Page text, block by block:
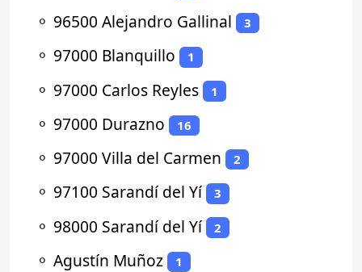
⚬ 96500 Alejandro Gallinal 3
⚬ 97000 Blanquillo 1
⚬ 97000 Carlos Reyles 1
⚬ 97000 Durazno 16
⚬ 97000 Villa del Carmen 2
⚬ 97100 Sarandí del Yí 3
⚬ 98000 Sarandí del Yí 2
⚬ Agustín Muñoz 1